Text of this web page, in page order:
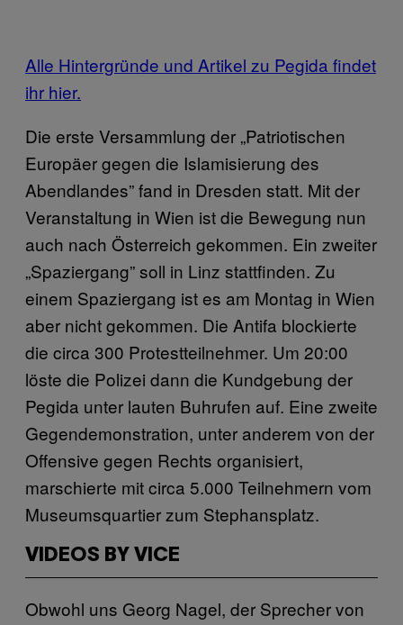
Alle Hintergründe und Artikel zu Pegida findet
ihr hier.
Die erste Versammlung der „Patriotischen
Europäer gegen die Islamisierung des
Abendlandes” fand in Dresden statt. Mit der
Veranstaltung in Wien ist die Bewegung nun
auch nach Österreich gekommen. Ein zweiter
„Spaziergang” soll in Linz stattfinden. Zu
einem Spaziergang ist es am Montag in Wien
aber nicht gekommen. Die Antifa blockierte
die circa 300 Protestteilnehmer. Um 20:00
löste die Polizei dann die Kundgebung der
Pegida unter lauten Buhrufen auf. Eine zweite
Gegendemonstration, unter anderem von der
Offensive gegen Rechts organisiert,
marschierte mit circa 5.000 Teilnehmern vom
Museumsquartier zum Stephansplatz.
VIDEOS BY VICE
Obwohl uns Georg Nagel, der Sprecher von